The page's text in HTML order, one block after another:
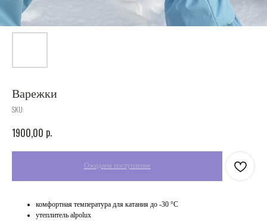
Варежки
SKU:
1900,00 p.
комфортная температура для катания до -30 °C
утеплитель alpolux